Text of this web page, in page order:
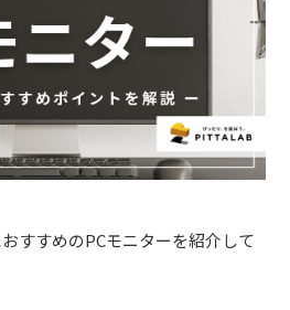
すすめのPCモニターを紹介して